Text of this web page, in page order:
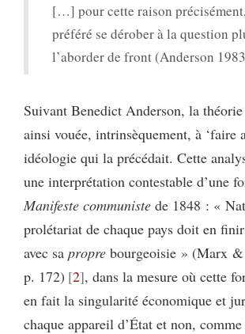
[…] pour cette raison
préféré se dérober à la question
l’aborder de front (Anderson
Suivant Benedict Anderson, la
ainsi vouée, intrinsèquement, à ‘faire
idéologie qui la précédait. Cette
une interprétation contestable d’une
Manifeste communiste de 1848 : «
prolétariat de chaque pays doit en
avec sa propre bourgeoisie » (Marx
p. 172) 2 , dans la mesure où cette
en fait la singularité économique et
chaque appareil d’État et non,